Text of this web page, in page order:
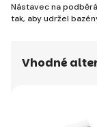
Nástavec na
tak, aby udržel
Vhodné